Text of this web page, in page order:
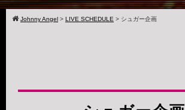
Johnny Angel > LIVE SCHEDULE > シュガー企画